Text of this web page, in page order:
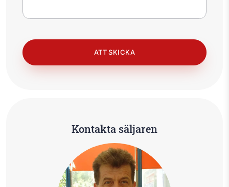
Kontakta säljaren